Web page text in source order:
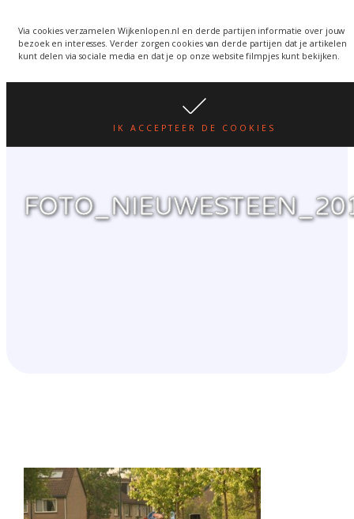
Via cookies verzamelen Wijkenlopen.nl en derde partijen informatie over jouw
bezoek en interesses. Verder zorgen cookies van derde partijen dat je artikelen
kunt delen via sociale media en dat je op onze website filmpjes kunt bekijken.
IK ACCEPTEER DE COOKIES
wordt een week verplaatst
i.v.m. warmte.lees hier
WIJKENLOPEN.NL